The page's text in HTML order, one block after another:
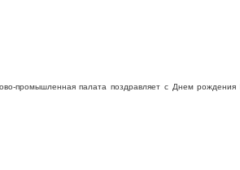
промышленная палата поздравляет с Днем рождения